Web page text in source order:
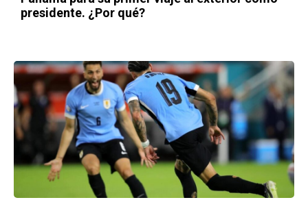
presidente. ¿Por qué?